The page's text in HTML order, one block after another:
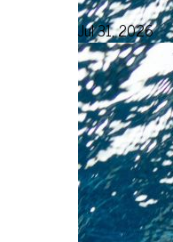
Jul 31, 2026